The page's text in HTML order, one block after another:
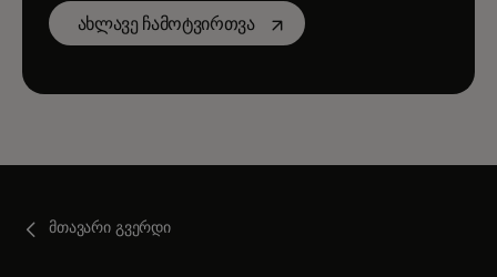
ახლავე ჩამოტვირთვაopens in a new tab
მთავარი გვერდი